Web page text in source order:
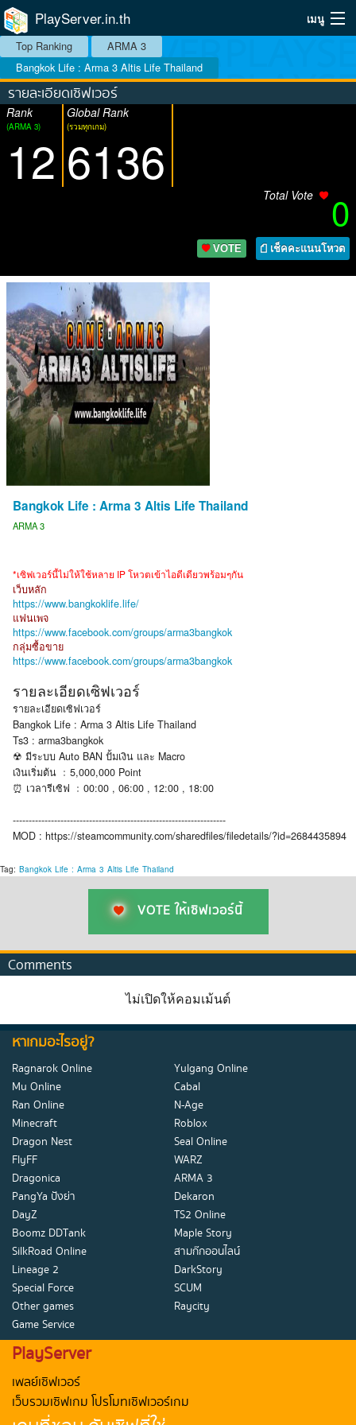
PlayServer.in.th เมนู
Home
Top Ranking Server
วิธีจัดอันดับ
วิธีใช้
Top Ranking
ARMA 3
Bangkok Life : Arma 3 Altis Life Thailand
รายละเอียดเซิฟเวอร์
Rank
(ARMA 3)
12
Global Rank
(รวมทุกเกม)
6136
Total Vote 0
VOTE เช็คคะแนนโหวต
Bangkok Life : Arma 3 Altis Life Thailand
ARMA 3
*เซิฟเวอร์นี้ไม่ให้ใช้หลาย IP โหวตเข้าไอดีเดียวพร้อมๆกัน
เว็บหลัก
https://www.bangkoklife.life/
แฟนเพจ
https://www.facebook.com/groups/arma3bangkok
กลุ่มซื้อขาย
https://www.facebook.com/groups/arma3bangkok
รายละเอียดเซิฟเวอร์
รายละเอียดเซิฟเวอร์
Bangkok Life : Arma 3 Altis Life Thailand
Ts3 : arma3bangkok
☢ มีระบบ Auto BAN ปั้มเงิน และ Macro
เงินเริ่มต้น ﹕5,000,000 Point
⏰ เวลารีเซิฟ ﹕00:00 , 06:00 , 12:00 , 18:00
-------------------------------------------------------------------
MOD : https://steamcommunity.com/sharedfiles/filedetails/?id=2684435894
Tag: Bangkok Life : Arma 3 Altis Life Thailand
VOTE ให้เซิฟเวอร์นี้
Comments
ไม่เปิดให้คอมเม้นต์
หาเกมอะไรอยู่?
Ragnarok Online
Yulgang Online
Mu Online
Cabal
Ran Online
N-Age
Minecraft
Roblox
Dragon Nest
Seal Online
FlyFF
WARZ
Dragonica
ARMA 3
PangYa ปังย่า
Dekaron
DayZ
TS2 Online
Boomz DDTank
Maple Story
SilkRoad Online
สามก๊กออนไลน์
Lineage 2
DarkStory
Special Force
SCUM
Other games
Raycity
Game Service
PlayServer
เพลย์เซิฟเวอร์
เว็บรวมเซิฟเกม โปรโมทเซิฟเวอร์เกม